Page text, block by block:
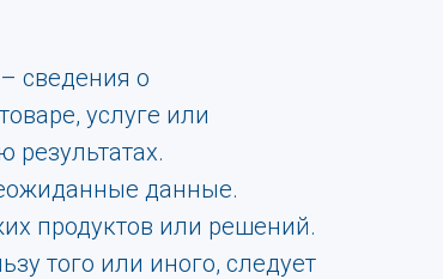
сведения о
услуге или
данные.
продуктов или решений.
того или иного, следует